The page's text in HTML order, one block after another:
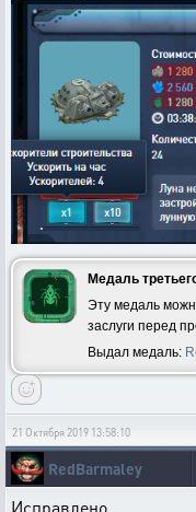
Медаль
Эту медаль
заслуги перед
Выдал медаль:
21 Октября 2019 13:58:10
RedBarmaley